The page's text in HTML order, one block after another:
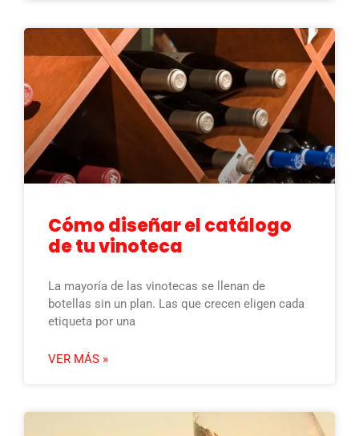
Cómo diseñar el catálogo
de tu vinoteca
La mayoría de las vinotecas se llenan de
botellas sin un plan. Las que crecen eligen cada
etiqueta por una
VER MÁS »